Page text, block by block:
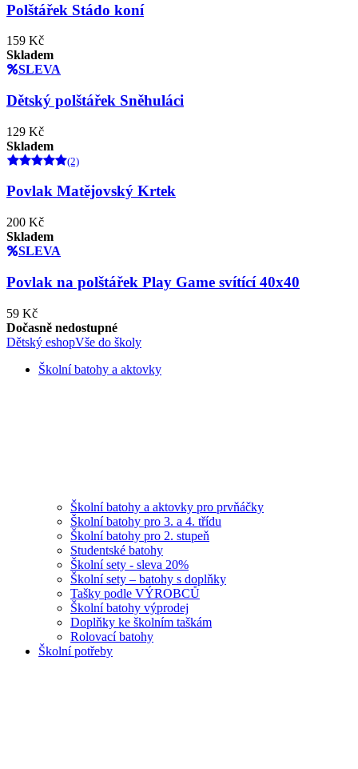
Polštářek Stádo koní
159 Kč
Skladem
SLEVA
Dětský polštářek Sněhuláci
129 Kč
Skladem
(2)
Povlak Matějovský Krtek
200 Kč
Skladem
SLEVA
Povlak na polštářek Play Game svítící 40x40
59 Kč
Dočasně nedostupné
Dětský eshopVše do školy
Školní batohy a aktovky
Školní batohy a aktovky pro prvňáčky
Školní batohy pro 3. a 4. třídu
Školní batohy pro 2. stupeň
Studentské batohy
Školní sety - sleva 20%
Školní sety – batohy s doplňky
Tašky podle VÝROBCŮ
Školní batohy výprodej
Doplňky ke školním taškám
Rolovací batohy
Školní potřeby